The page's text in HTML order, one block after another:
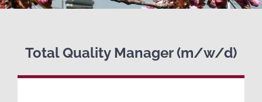
Total Quality Manager (m/w/d)